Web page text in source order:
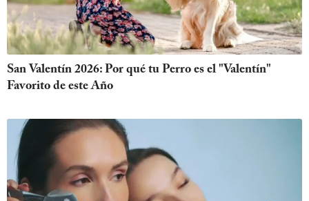
San Valentín 2026: Por qué tu Perro es el "Valentín"
Favorito de este Año